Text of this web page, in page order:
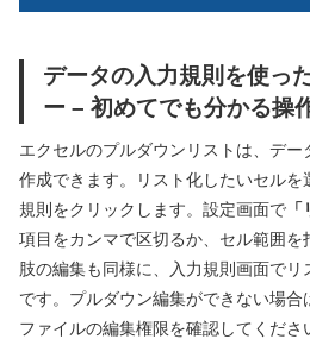
データの入力規則を使っ
ー – 初めてでも分かる操
エクセルのプルダウンリストは、デー
作成できます。リスト化したいセルを
規則をクリックします。設定画面で
項目をカンマで区切るか、セル範囲を
肢の編集も同様に、入力規則画面で
です。プルダウン編集ができない場合
ファイルの編集権限を確認してくだ